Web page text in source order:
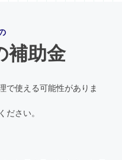
補助金
で使える可能性がありま
さい。